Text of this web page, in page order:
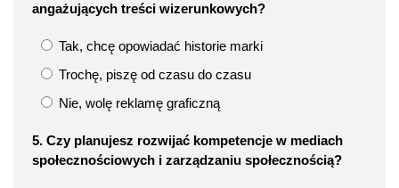
angażujących treści wizerunkowych?
Tak, chcę opowiadać historie marki
Trochę, piszę od czasu do czasu
Nie, wolę reklamę graficzną
5. Czy planujesz rozwijać kompetencje w mediach
społecznościowych i zarządzaniu społecznością?